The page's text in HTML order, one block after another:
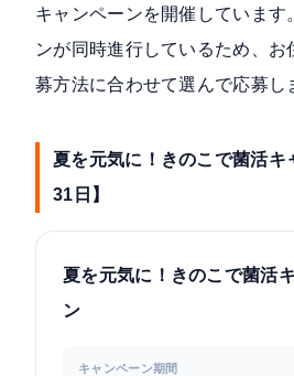
キャンペーンを開催しています
ンが同時進行しているため、
募方法に合わせて選んで応募し
夏を元気に！きのこで菌活キ
31日】
夏を元気に！きのこで菌活
ン
キャンペーン期間